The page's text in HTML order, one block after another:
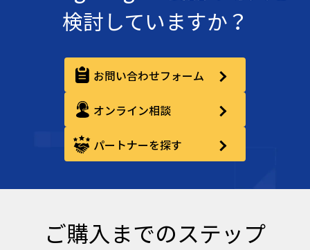
検討していますか？
お問い合わせフォーム
オンライン相談
パートナーを探す
ご購入までのステップ